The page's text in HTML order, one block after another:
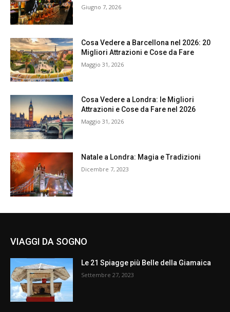
Giugno 7, 2026
Cosa Vedere a Barcellona nel 2026: 20
Migliori Attrazioni e Cose da Fare
Maggio 31, 2026
Cosa Vedere a Londra: le Migliori
Attrazioni e Cose da Fare nel 2026
Maggio 31, 2026
Natale a Londra: Magia e Tradizioni
Dicembre 7, 2023
VIAGGI DA SOGNO
Le 21 Spiagge più Belle della Giamaica
Settembre 27, 2023